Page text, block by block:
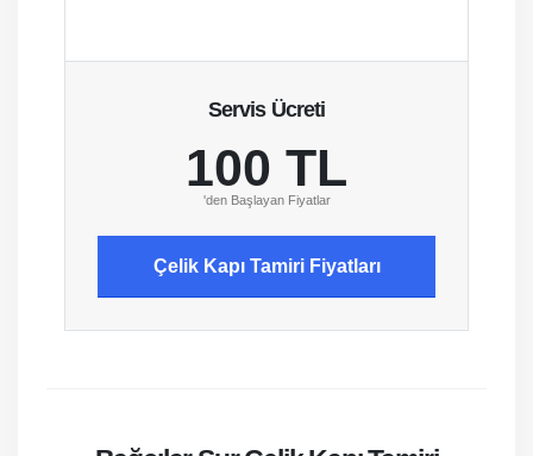
Servis Ücreti
100 TL
'den Başlayan Fiyatlar
Çelik Kapı Tamiri Fiyatları